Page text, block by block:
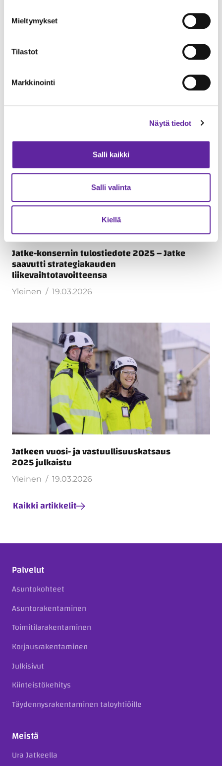
Mieltymykset
Tilastot
Markkinointi
Näytä tiedot
Salli kaikki
Salli valinta
Kiellä
visiona Rakastettu Rakentaja
Jatke-konsernin tulostiedote 2025 – Jatke
saavutti strategiakauden
liikevaihtotavoitteensa
Yleinen 19.03.2026
Jatkeen vuosi- ja vastuullisuuskatsaus
2025 julkaistu
Yleinen 19.03.2026
Kaikki artikkelit
Palvelut
Asuntokohteet
Asuntorakentaminen
Toimitilarakentaminen
Korjausrakentaminen
Julkisivut
Kiinteistökehitys
Täydennysrakentaminen taloyhtiöille
Meistä
Ura Jatkeella